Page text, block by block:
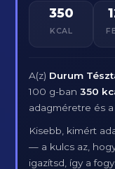
350
KCAL
A(z) Durum
100 g-ban350
adagméretre és
Kisebb, kimért
— a kulcs az,
igazítsd, így a